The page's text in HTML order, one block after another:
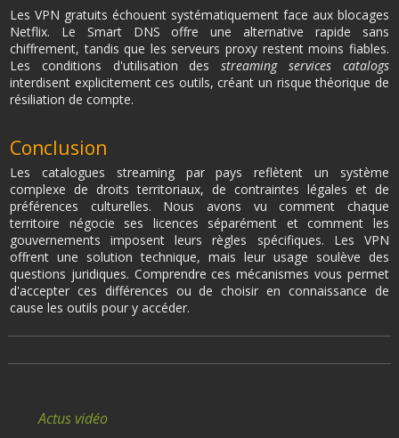
Les VPN gratuits échouent systématiquement face aux blocages
Netflix. Le Smart DNS offre une alternative rapide sans
chiffrement, tandis que les serveurs proxy restent moins fiables.
Les conditions d'utilisation desstreaming services catalogs
interdisent explicitement ces outils, créant un risque théorique de
résiliation de compte.
Conclusion
Les catalogues streaming par pays reflètent un système
complexe de droits territoriaux, de contraintes légales et de
préférences culturelles. Nous avons vu comment chaque
territoire négocie ses licences séparément et comment les
gouvernements imposent leurs règles spécifiques. Les VPN
offrent une solution technique, mais leur usage soulève des
questions juridiques. Comprendre ces mécanismes vous permet
d'accepter ces différences ou de choisir en connaissance de
cause les outils pour y accéder.
Actus vidéo